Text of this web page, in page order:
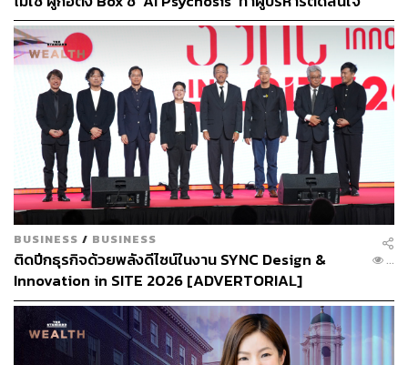
แต่ความพยายาม​ของมนุษย์นั้นไม่สิ้นสุด ยิ่งมีการตรวจพบว่า
มีดาวเคราะห์​คล้ายโลกโคจรเป็นบริวารรอบดาวพร็อกซิมา
เซนทอรี ยิ่งสร้างความน่าสนใจที่จะส่งยานโพรบเดินทางไป
สำรวจ เผื่อว่าอาจได้พบชีวิตต่างภพที่นั่น
ล่าสุด ด็อกเตอร์​ René Heller​ และทีมงานจากสถาบัน​วิจัย​
ระบบสุริยะ​แม็กซ์พลังค์ ประเทศ​เยอรมนี​ ได้เสนอวิธีสร้างยาน
โพรบมวลต่ำขับดันด้วยแรงดันโฟตอนจากแสงอาทิตย์​เพื่อให้
เดินทางข้ามสู่ระบบดาวอื่นได้ด้วยความเร็วสูงยิ่งกว่าที่เคย
คิดค้นกันมาในอดีต
โครงสร้างของยานโพรบมวลต่ำนี้คือวัสดุที่เรียกว่า ‘แอโร
กราไฟต์’ ผลงานการประดิษฐ์คิดค้นของนักวิจัยแห่งมหา
วิทยาลัยคีลและฮัมบูร์ก ประเทศเยอรมนี วัสดุมหัศจรรย์​นี้มีน้ำ
หนักเพียง 0.2 มิลลิกรัมต่อตารางเซนติเมตร หรือเบากว่า
อากาศ 6 เท่า และเบากว่าอะลูมิเนียม​ถึง 15,000 เท่า แต่มี
ความแข็งแรงอย่างไม่น่าเชื่อ​
ปลดคนจากสิ่งที่ไม่เคยลงมือ
BUSINESS / BUSINESS
ติดปีกธุรกิจด้วยพลังดีไซน์ในงาน SYNC Design &
Innovation in SITE 2026 [ADVERTORIAL]
...